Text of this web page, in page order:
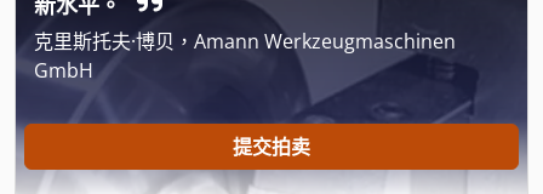
克里斯托夫·博贝，Amann Werkzeugmaschinen
GmbH
提交拍卖